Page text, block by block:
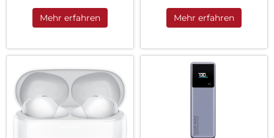
Mehr erfahren Mehr erfahren